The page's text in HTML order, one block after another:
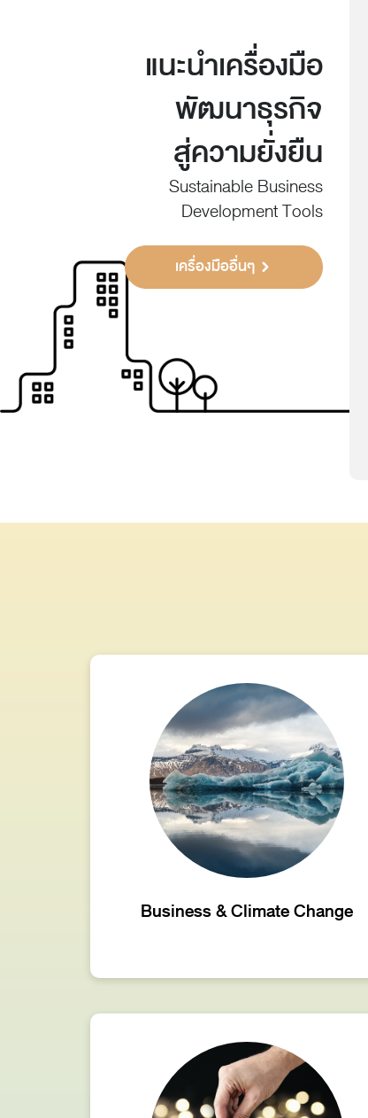
แนะนำเครื่องมือ
พัฒนาธุรกิจ
สู่ความยั่งยืน
Sustainable Business
Development Tools
เครื่องมืออื่นๆ
Business & Climate Change